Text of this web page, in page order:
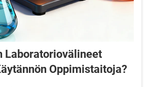
Laboratoriovälineet
Oppimistaitoja?